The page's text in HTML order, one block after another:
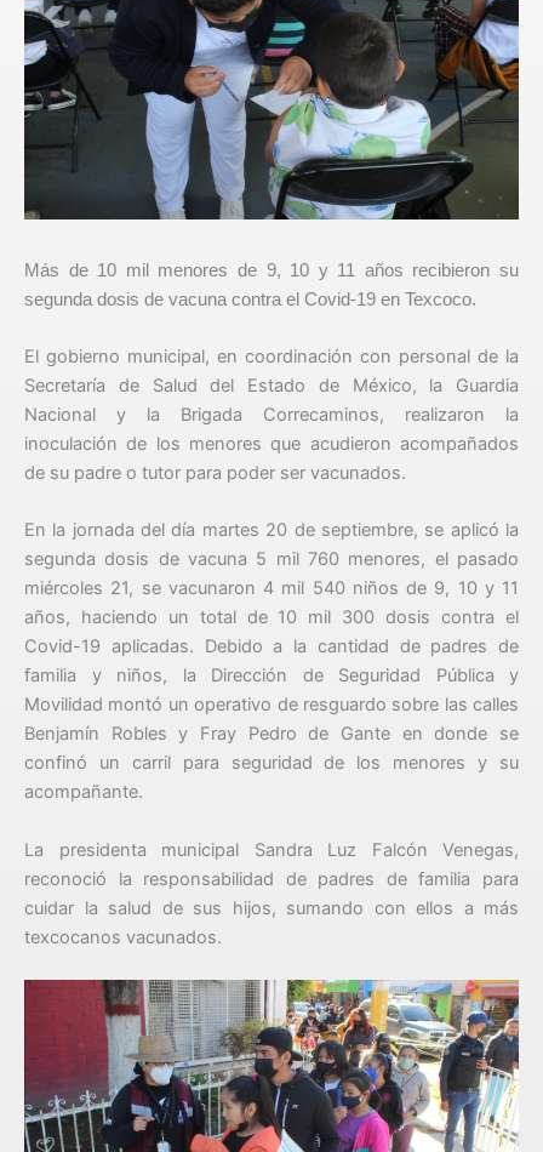
Más de 10 mil menores de 9, 10 y 11 años recibieron su
segunda dosis de vacuna contra el Covid-19 en Texcoco.
El gobierno municipal, en coordinación con personal de la
Secretaría de Salud del Estado de México, la Guardia
Nacional y la Brigada Correcaminos, realizaron la
inoculación de los menores que acudieron acompañados
de su padre o tutor para poder ser vacunados.
En la jornada del día martes 20 de septiembre, se aplicó la
segunda dosis de vacuna 5 mil 760 menores, el pasado
miércoles 21, se vacunaron 4 mil 540 niños de 9, 10 y 11
años, haciendo un total de 10 mil 300 dosis contra el
Covid-19 aplicadas. Debido a la cantidad de padres de
familia y niños, la Dirección de Seguridad Pública y
Movilidad montó un operativo de resguardo sobre las calles
Benjamín Robles y Fray Pedro de Gante en donde se
confinó un carril para seguridad de los menores y su
acompañante.
La presidenta municipal Sandra Luz Falcón Venegas,
reconoció la responsabilidad de padres de familia para
cuidar la salud de sus hijos, sumando con ellos a más
texcocanos vacunados.